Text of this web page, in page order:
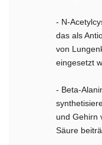
- N-
das als
von
eingesetzt
- Beta-
und Gehirn
Säure